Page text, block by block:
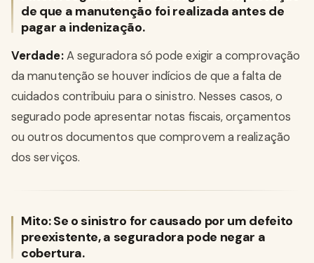
de que a manutenção foi realizada antes de
pagar a indenização.
Verdade:A seguradora só pode exigir a comprovação
da manutenção se houver indícios de que a falta de
cuidados contribuiu para o sinistro. Nesses casos, o
segurado pode apresentar notas fiscais, orçamentos
ou outros documentos que comprovem a realização
dos serviços.
Mito: Se o sinistro for causado por um defeito
preexistente, a seguradora pode negar a
cobertura.